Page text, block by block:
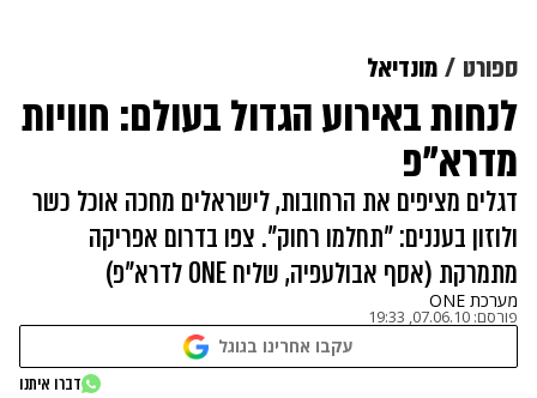
ספורט מונדיאל
לנחות באירוע הגדול בעולם: חוויות
מדרא"פ
דגלים מציפים את הרחובות, לישראלים מחכה אוכל כשר
ולוזון בעננים: "תחלמו רחוק". צפו בדרום אפריקה
מתמרקת (אסף אבולעפיה, שליח ONE לדרא"פ)
מערכת ONE
פורסם: 07.06.10, 19:33
עקבו אחרינו בגוגל
דברו איתנו